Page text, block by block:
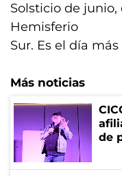
Solsticio de
Hemisferio
Sur. Es el día
Más noticias
de